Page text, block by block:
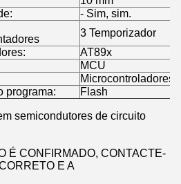
- Sim, sim.
3 Temporizador
AT89x
MCU
Microcontroladores
programa:
Flash
semicondutores de circuito
É CONFIRMADO, CONTACTE-
E A